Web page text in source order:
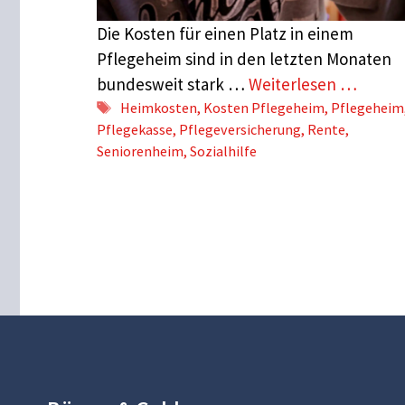
Die Kosten für einen Platz in einem
Pflegeheim sind in den letzten Monaten
bundesweit stark … Weiterlesen …
Schlagwörter
Heimkosten, Kosten Pflegeheim, Pflegeheim
Pflegekasse, Pflegeversicherung, Rente,
Seniorenheim, Sozialhilfe